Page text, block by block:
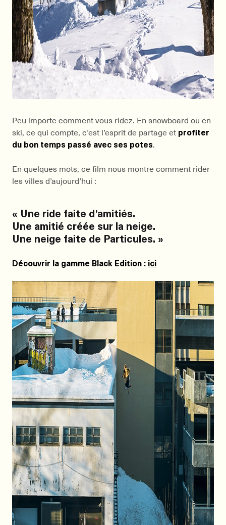
Peu importe comment vous ridez. En snowboard ou en
ski, ce qui compte, c’est l’esprit de partage et profiter
du bon temps passé avec ses potes.
En quelques mots, ce film nous montre comment rider
les villes d’aujourd’hui :
« Une ride faite d’amitiés.
Une amitié créée sur la neige.
Une neige faite de Particules. »
Découvrir la gamme Black Edition : ici